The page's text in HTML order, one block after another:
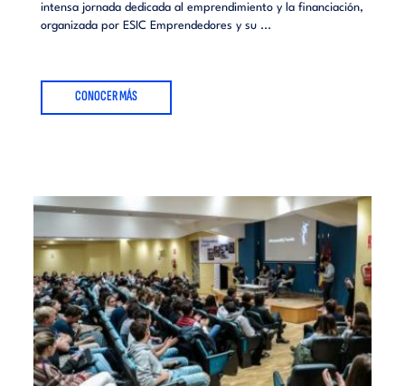
intensa jornada dedicada al emprendimiento y la financiación,
organizada por ESIC Emprendedores y su ...
CONOCER MÁS